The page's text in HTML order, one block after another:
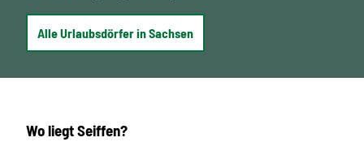
Alle Urlaubsdörfer in Sachsen
Wo liegt Seiffen?